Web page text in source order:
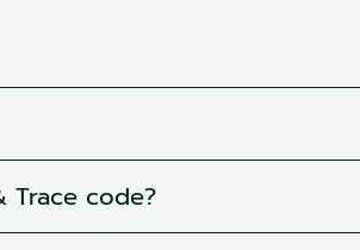
Trace code?